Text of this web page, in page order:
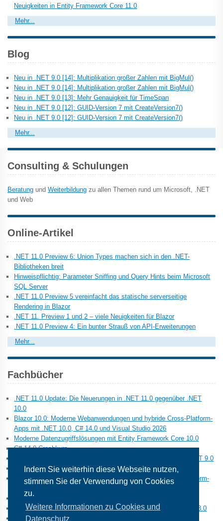
Indem Sie weiterhin diese Webseite nutzen,
stimmen Sie der Verwendung von Cookies
zu.
Weitere Informationen zu Cookies und
Datenschutz
Neuigkeiten in Entity Framework Core 11.0
Mehr...
Blog
Neu in .NET 9.0 [14]: Multiplikation großer Zahlen mit BigMul()
Neu in .NET 9.0 [14]: Multiplikation großer Zahlen mit BigMul()
Neu in .NET 9.0 [13]: Mehr Genauigkeit für TimeSpan
Neu in .NET 9.0 [12]: GUID-Version 7 mit CreateVersion7()
Neu in .NET 9.0 [12]: GUID-Version 7 mit CreateVersion7()
Mehr...
Consulting & Schulungen
Beratung und Weiterbildung zu allen Themen rund um Microsoft, .NET
und Web
Online-Artikel
.NET 11.0 Preview 6: Union Types machen sich in den .NET-
Bibliotheken breit
Hinweispflichtig: Parameter Sniffing und Query Hints beim Microsoft
SQL Server
.NET 11.0 Preview 5 vereinfacht das statische serverseitige
Rendering in Blazor
.NET 11. Preview 1 und 2 – viele Neuigkeiten für Blazor
.NET 11.0 Preview 4: Ein bunter Strauß von API-Erweiterungen
Mehr...
Fachbücher
.NET 11.0 Update: Die Neuerungen in .NET 11.0 gegenüber .NET
10.0
Blazor 10.0: Moderne Webanwendungen und hybride Cross-Platform-
Apps mit .NET 10.0, C# 14.0 und Visual Studio 2026
Moderne Datenzugriffslösungen mit Entity Framework Core 10.0
C# 14.0 Crashkurs
.NET 10.0 Update: Die Neuerungen in .NET 10.0 gegenüber .NET 9.0
C# 13.0 Crashkurs
Blazor 9.0: Moderne Webanwendungen und hybride Cross-Platform-
Apps mit .NET 9.0, C# 13.0 und Visual Studio 2022
Moderne Datenzugriffslösungen mit Entity Framework Core 9.0
.NET 9.0 Update: Die Neuerungen in .NET 9.0 gegenüber .NET 8.0
PowerShell 7 und Windows PowerShell 5 – das Praxishandbuch